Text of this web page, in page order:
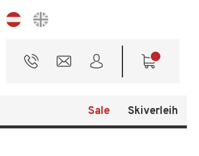
Sprache
Sale Skiverleih